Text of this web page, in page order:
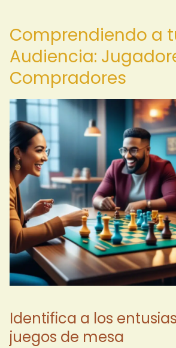
Comprendiendo a
Audiencia:
Compradores
Identifica a los
juegos de mesa